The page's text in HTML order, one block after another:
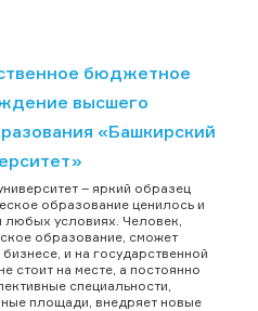
бюджетное
высшего
«Башкирский
– яркий образец
образование ценилось и
условиях. Человек,
образование, сможет
и на государственной
стоит на месте, а постоянно
специальности,
площади, внедряет новые